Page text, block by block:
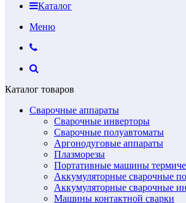
Каталог
Меню
Каталог товаров
Сварочные аппараты
Сварочные инверторы
Сварочные полуавтоматы
Аргонодуговые аппараты
Плазморезы
Портативные машины
Аккумуляторные сварочные
Аккумуляторные сварочные
Машины контактной сварки